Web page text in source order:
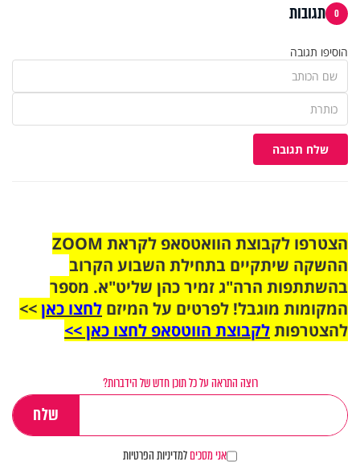
0 תגובות
הוסיפו תגובה
שלח תגובה
הצטרפו לקבוצת הוואטסאפ לקראת ZOOM
ההשקה שיתקיים בתחילת השבוע הקרוב
בהשתתפות הרה"ג זמיר כהן שליט"א. מספר
המקומות מוגבל! לפרטים על המיזם לחצו כאן>>
להצטרפותלקבוצת הווטסאפ לחצו כאן >>
רוצה התראה על כל תוכן חדש של הידברות?
אני מסכיםלמדיניות הפרטיות